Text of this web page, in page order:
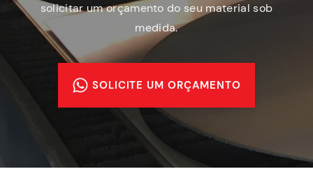
solicitar um orçamento do seu material sob
medida.
SOLICITE UM ORÇAMENTO